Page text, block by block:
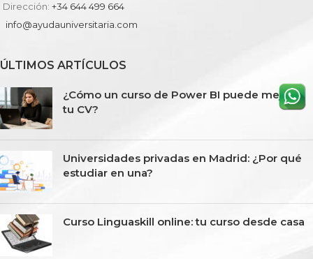
Dirección: +34 644 499 664
info@ayudauniversitaria.com
ÚLTIMOS ARTÍCULOS
¿Cómo un curso de Power BI puede mejorar
tu CV?
Universidades privadas en Madrid: ¿Por qué
estudiar en una?
Curso Linguaskill online: tu curso desde casa